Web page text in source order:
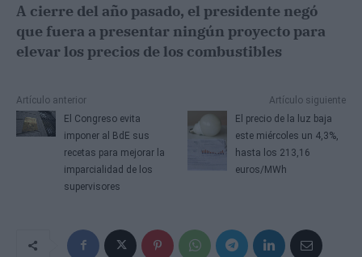
A cierre del año pasado, el presidente negó
que fuera a presentar ningún proyecto para
elevar los precios de los combustibles
Artículo anterior
El Congreso evita
imponer al BdE sus
recetas para mejorar la
imparcialidad de los
supervisores
Artículo siguiente
El precio de la luz baja
este miércoles un 4,3%,
hasta los 213,16
euros/MWh